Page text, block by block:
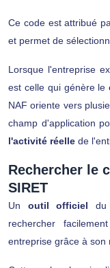
Ce code est attribué
et permet de
Lorsque l'entreprise
est celle qui génère le
NAF oriente vers
champ d'application
l'activité réelle de
Rechercher le
SIRET
Un outil officiel du
rechercher
entreprise grâce à son